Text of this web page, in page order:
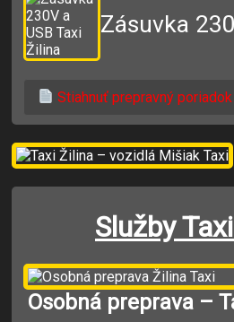
Zásuvka
Stiahnuť prepravný
Služby
Osobná preprava –